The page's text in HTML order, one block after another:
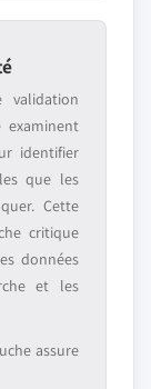
validation
identifier
que les
Cette
critique
données
et les
assure